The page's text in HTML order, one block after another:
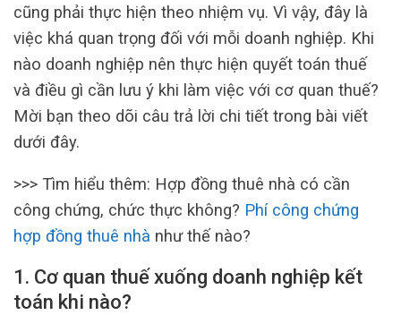
cũng phải thực hiện theo nhiệm vụ. Vì vậy, đây là
việc khá quan trọng đối với mỗi doanh nghiệp. Khi
nào doanh nghiệp nên thực hiện quyết toán thuế
và điều gì cần lưu ý khi làm việc với cơ quan thuế?
Mời bạn theo dõi câu trả lời chi tiết trong bài viết
dưới đây.
>>> Tìm hiểu thêm: Hợp đồng thuê nhà có cần
công chứng, chức thực không? Phí công chứng
hợp đồng thuê nhà như thế nào?
1. Cơ quan thuế xuống doanh nghiệp kết
toán khi nào?